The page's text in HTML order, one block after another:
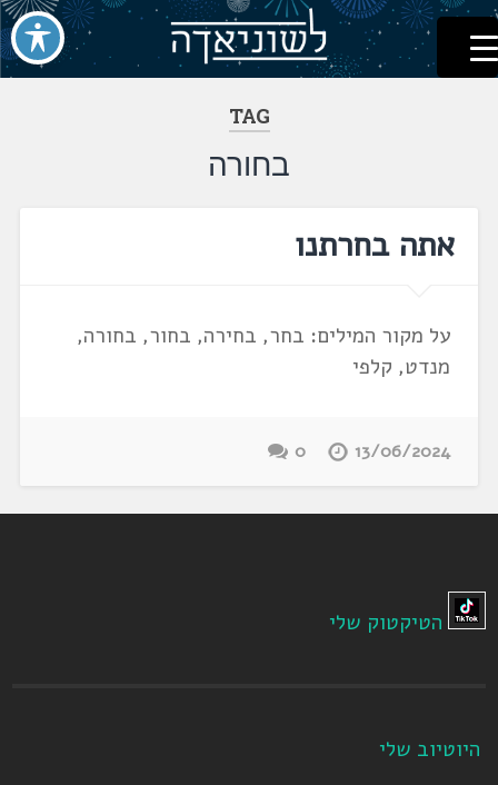
דלג
לתוכן
לשוניאדה
עברית. לשון. שפה
TAG
בחורה
אתה בחרתנו
על מקור המילים: בחר, בחירה, בחור, בחורה,
מנדט, קלפי
13/06/2024
0
הטיקטוק שלי
היוטיוב שלי